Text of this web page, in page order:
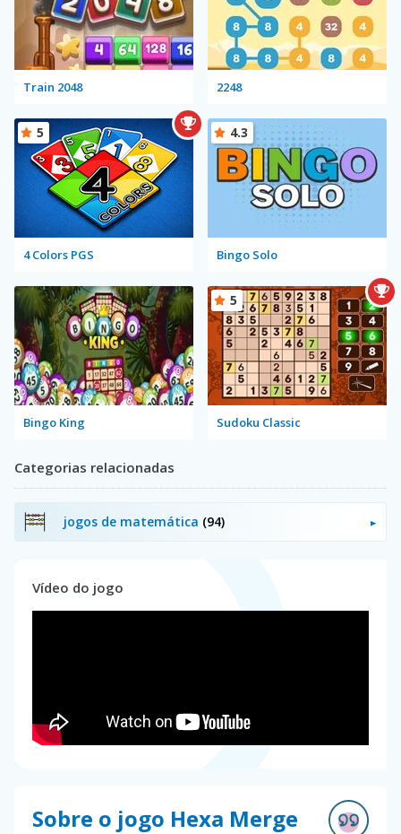
Train 2048 2248
4 Colors PGS
5
Bingo Solo
4.3
Bingo King Sudoku Classic
5
Categorias relacionadas
jogos de matemática (94)
Vídeo do jogo
Sobre o jogo Hexa Merge